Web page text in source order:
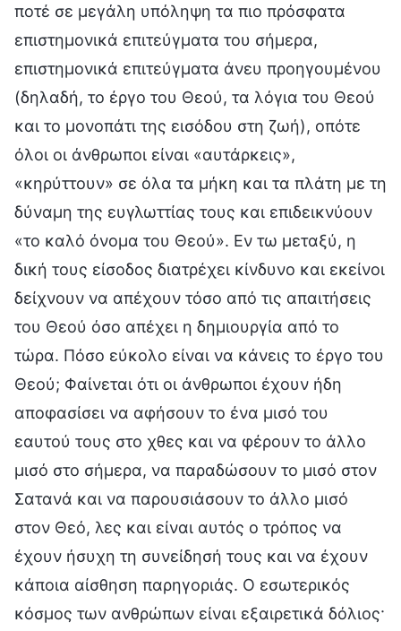
ποτέ σε μεγάλη υπόληψη τα πιο πρόσφατα
επιστημονικά επιτεύγματα του σήμερα,
επιστημονικά επιτεύγματα άνευ προηγουμένου
(δηλαδή, το έργο του Θεού, τα λόγια του Θεού
και το μονοπάτι της εισόδου στη ζωή), οπότε
όλοι οι άνθρωποι είναι «αυτάρκεις»,
«κηρύττουν» σε όλα τα μήκη και τα πλάτη με τη
δύναμη της ευγλωττίας τους και επιδεικνύουν
«το καλό όνομα του Θεού». Εν τω μεταξύ, η
δική τους είσοδος διατρέχει κίνδυνο και εκείνοι
δείχνουν να απέχουν τόσο από τις απαιτήσεις
του Θεού όσο απέχει η δημιουργία από το
τώρα. Πόσο εύκολο είναι να κάνεις το έργο του
Θεού; Φαίνεται ότι οι άνθρωποι έχουν ήδη
αποφασίσει να αφήσουν το ένα μισό του
εαυτού τους στο χθες και να φέρουν το άλλο
μισό στο σήμερα, να παραδώσουν το μισό στον
Σατανά και να παρουσιάσουν το άλλο μισό
στον Θεό, λες και είναι αυτός ο τρόπος να
έχουν ήσυχη τη συνείδησή τους και να έχουν
κάποια αίσθηση παρηγοριάς. Ο εσωτερικός
κόσμος των ανθρώπων είναι εξαιρετικά δόλιος·